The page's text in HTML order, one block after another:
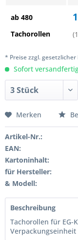
ab 480
Tachorollen
* Preise zzgl. gesetzlicher
Sofort
Merken
Artikel-Nr.:
EAN:
Kartoninhalt:
für Hersteller:
& Modell:
Beschreibung
Tachorollen für EG-
Verpackungseinheit